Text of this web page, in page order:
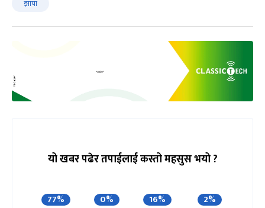
झापा
यो खबर पढेर तपाईलाई कस्तो महसुस भयो ?
77% 0% 16% 2%